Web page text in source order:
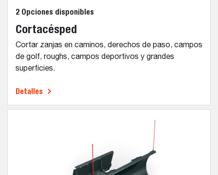
2 Opciones disponibles
Cortacésped
Cortar zanjas en caminos, derechos de paso, campos
de golf, roughs, campos deportivos y grandes
superficies.
Detalles